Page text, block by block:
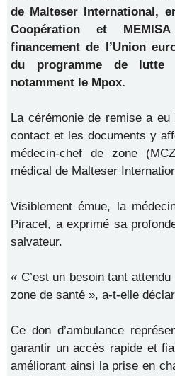
de Malteser International,
Coopération et
financement de l’Union
du programme de lutte
notamment le Mpox.
La cérémonie de remise a
contact et les documents y
médecin-chef de zone
médical de Malteser
Visiblement émue, la
Piracel, a exprimé sa
salvateur.
« C’est un besoin tant
zone de santé », a-t-elle
Ce don d’ambulance
garantir un accès rapide et
améliorant ainsi la prise en